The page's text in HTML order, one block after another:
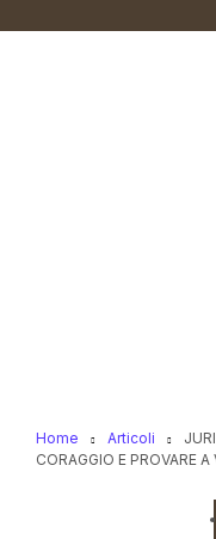
Home Articoli
CORAGGIO E PROVARE A